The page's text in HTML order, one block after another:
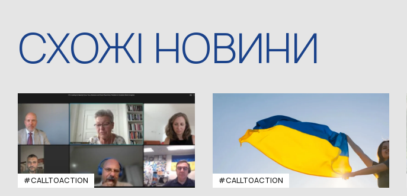
СХОЖІ НОВИНИ
#CALLTOACTION #CALLTOACTION